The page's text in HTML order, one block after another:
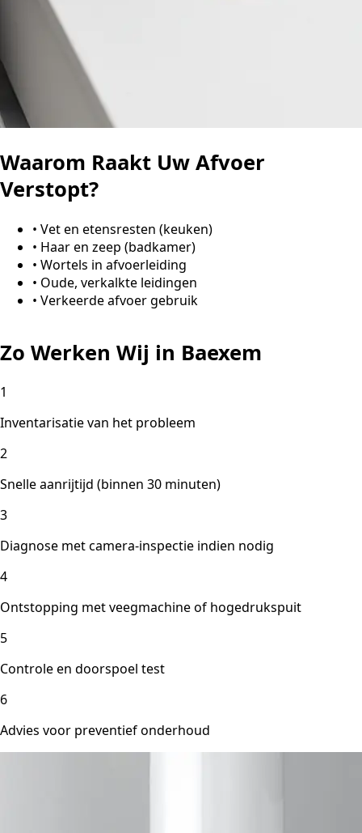
Waarom Raakt Uw Afvoer
Verstopt?
• Vet en etensresten (keuken)
• Haar en zeep (badkamer)
• Wortels in afvoerleiding
• Oude, verkalkte leidingen
• Verkeerde afvoer gebruik
Zo Werken Wij in Baexem
1
Inventarisatie van het probleem
2
Snelle aanrijtijd (binnen 30 minuten)
3
Diagnose met camera-inspectie indien nodig
4
Ontstopping met veegmachine of hogedrukspuit
5
Controle en doorspoel test
6
Advies voor preventief onderhoud